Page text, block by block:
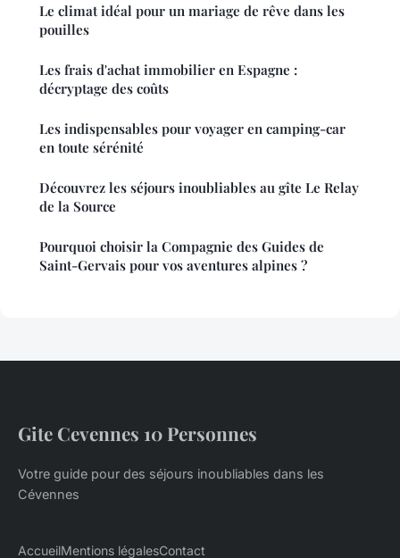
Le climat idéal pour un mariage de rêve dans les
pouilles
Les frais d'achat immobilier en Espagne :
décryptage des coûts
Les indispensables pour voyager en camping-car
en toute sérénité
Découvrez les séjours inoubliables au gîte Le Relay
de la Source
Pourquoi choisir la Compagnie des Guides de
Saint-Gervais pour vos aventures alpines ?
Gite Cevennes 10 Personnes
Votre guide pour des séjours inoubliables dans les
Cévennes
AccueilMentions légalesContact